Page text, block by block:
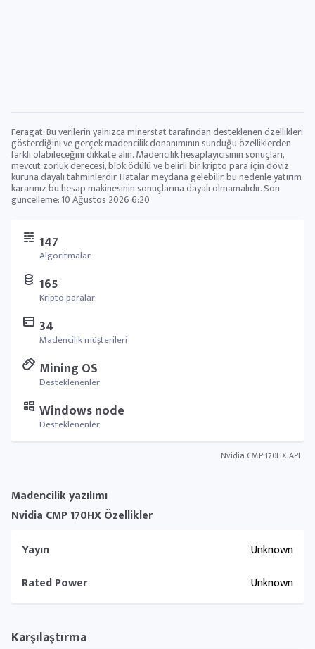
147
Algoritmalar
165
Kripto paralar
34
Madencilik müşterileri
Mining OS
Desteklenenler
Windows node
Desteklenenler
Nvidia CMP 170HX API
Madencilik yazılımı
Nvidia CMP 170HX Özellikler
Yayın
Unknown
Rated Power
Unknown
Karşılaştırma
Feragat: Bu verilerin yalnızca minerstat tarafından desteklenen özellikleri
gösterdiğini ve gerçek madencilik donanımının sunduğu özelliklerden
farklı olabileceğini dikkate alın. Madencilik hesaplayıcısının sonuçları,
mevcut zorluk derecesi, blok ödülü ve belirli bir kripto para için döviz
kuruna dayalı tahminlerdir. Hatalar meydana gelebilir, bu nedenle yatırım
kararınız bu hesap makinesinin sonuçlarına dayalı olmamalıdır. Son
güncelleme:10 Ağustos 2026 6:20